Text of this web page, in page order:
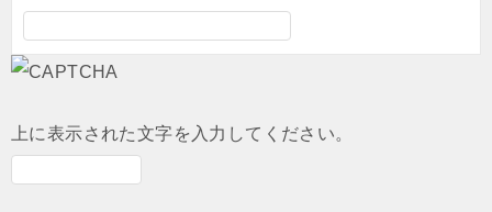
上に表示された文字を入力してください。